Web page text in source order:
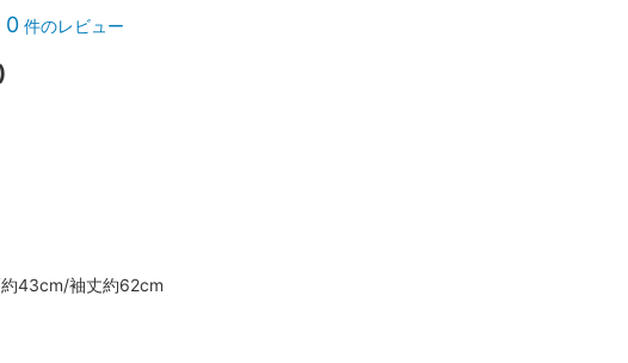
0 件のレビュー
43cm/袖丈約62cm